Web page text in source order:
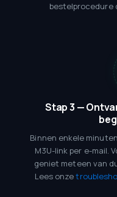
bestelprocedure
Stap 3 —
Binnen enkele
M3U-link per e-mail.
geniet meteen van
Lees onze